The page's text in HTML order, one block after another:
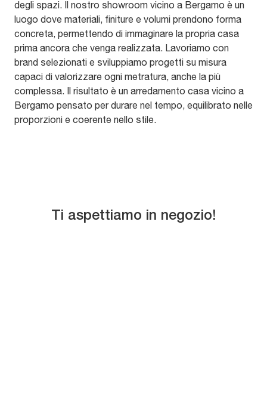
degli spazi. Il nostro showroom vicino a Bergamo è un
luogo dove materiali, finiture e volumi prendono forma
concreta, permettendo di immaginare la propria casa
prima ancora che venga realizzata. Lavoriamo con
brand selezionati e sviluppiamo progetti su misura
capaci di valorizzare ogni metratura, anche la più
complessa. Il risultato è un arredamento casa vicino a
Bergamo pensato per durare nel tempo, equilibrato nelle
proporzioni e coerente nello stile.
Ti aspettiamo in negozio!